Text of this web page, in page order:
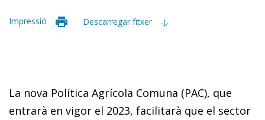
Impressió Descarregar fitxer
La nova Política Agrícola Comuna (PAC), que
entrarà en vigor el 2023, facilitarà que el sector